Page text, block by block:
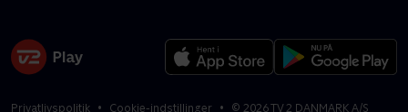
Privatlivspolitik Cookie-indstillinger © 2026TV 2 DANMARK A/S